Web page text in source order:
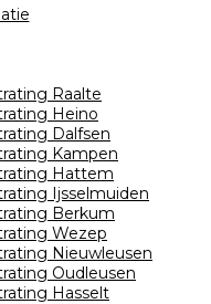
Raalte
Heino
Dalfsen
Kampen
Hattem
Ijsselmuiden
Berkum
Wezep
Nieuwleusen
Oudleusen
Hasselt